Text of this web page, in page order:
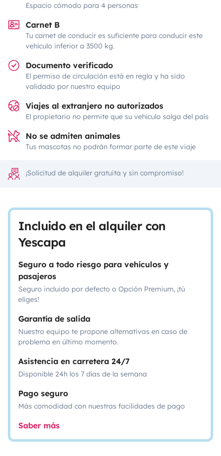
Espacio cómodo para 4 personas
Carnet B
Tu carnet de conducir es suficiente para conducir este
vehículo inferior a 3500 kg.
Documento verificado
El permiso de circulación está en regla y ha sido
validado por nuestro equipo
Viajes al extranjero no autorizados
El propietario no permite que su vehículo salga del país
No se admiten animales
Tus mascotas no podrán formar parte de este viaje
¡Solicitud de alquiler gratuita y sin compromiso!
Incluido en el alquiler con
Yescapa
Seguro a todo riesgo para vehículos y
pasajeros
Seguro incluido por defecto o Opción Premium, ¡tú
eliges!
Garantía de salida
Nuestro equipo te propone alternativas en caso de
problema en último momento.
Asistencia en carretera 24/7
Disponible 24h los 7 días de la semana
Pago seguro
Más comodidad con nuestras facilidades de pago
Saber más